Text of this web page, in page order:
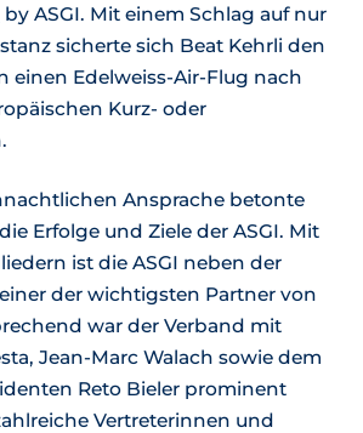
by ASGI. Mit einem Schlag auf nur
sicherte sich Beat Kehrli den
einen Edelweiss-Air-Flug nach
Kurz- oder
Ansprache betonte
Erfolge und Ziele der ASGI. Mit
ist die ASGI neben der
der wichtigsten Partner von
war der Verband mit
Jean-Marc Walach sowie dem
Reto Bieler prominent
Vertreterinnen und